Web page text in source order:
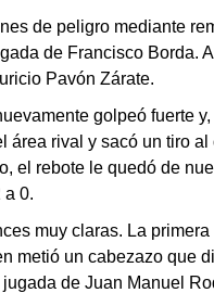
de peligro mediante
de Francisco Borda.
Pavón Zárate.
golpeó fuerte
área rival y sacó un tiro
el rebote le quedó de
a 0.
muy claras. La
metió un cabezazo que
de Juan Manuel